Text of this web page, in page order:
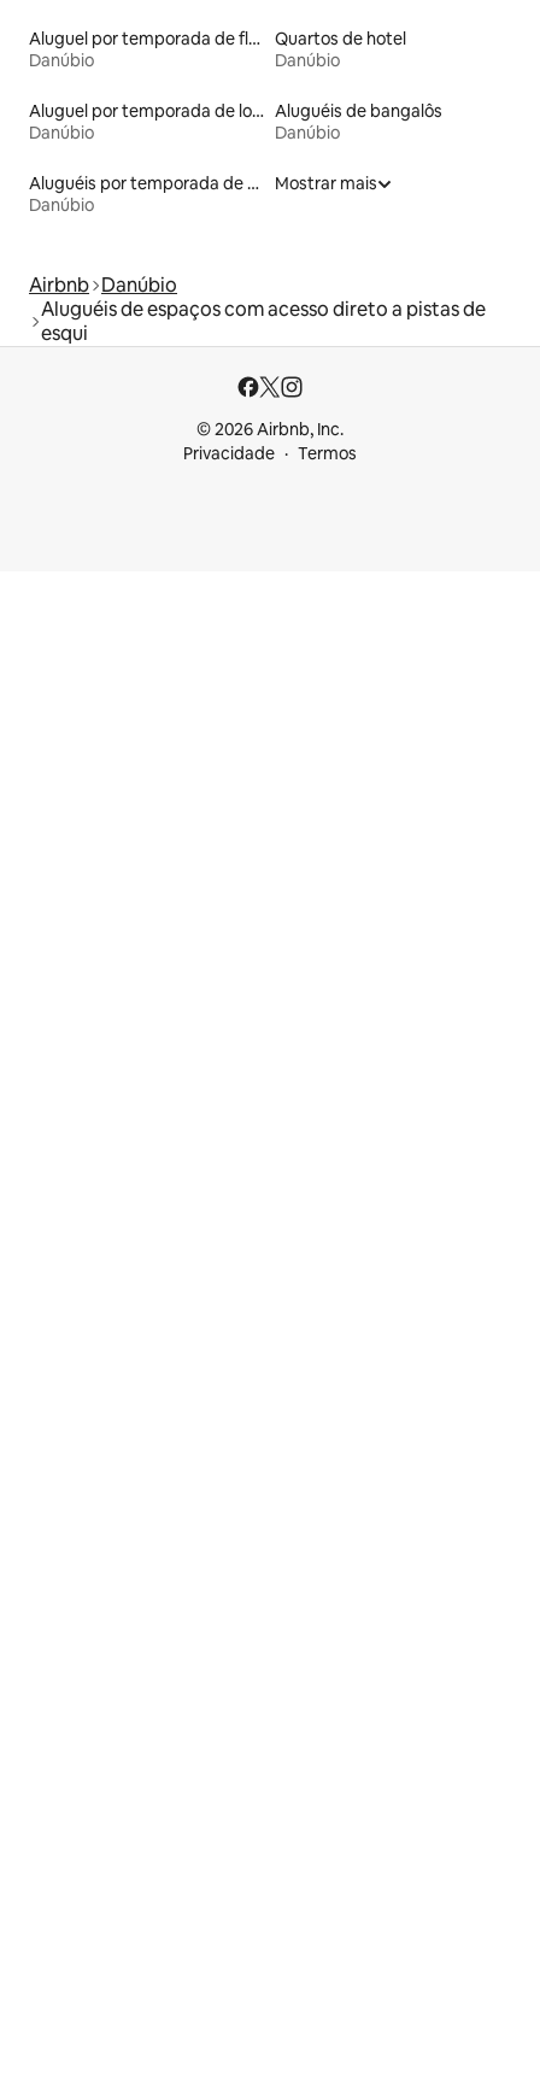
Aluguel por temporada de flats
Danúbio
Quartos de hotel
Danúbio
Aluguel por temporada de lofts
Danúbio
Aluguéis de bangalôs
Danúbio
Aluguéis por temporada de acomodações de luxo
Danúbio
Mostrar mais
Airbnb Danúbio
Aluguéis de espaços com acesso direto a pistas de
esqui
© 2026 Airbnb, Inc.
Privacidade
Termos